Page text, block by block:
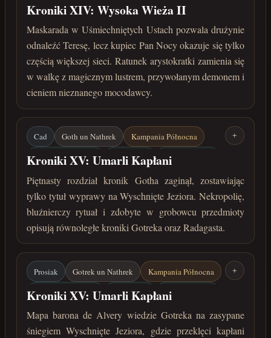
Uśmiechnięte Usta
Pan Nocy
Teresa de Alvera
Magiczne lustro
marzec 30 roku przed Zaćmieniem
Kroniki XIV: Wysoka Wieża II
Maskarada w Uśmiechniętych Ustach pozwala drużynie
odnaleźć Teresę, lecz kupiec Pan Nocy okazuje się tylko
częścią większej sieci. Ratunek arystokratki zamienia się
w walkę z magicznym lustrem, przywołanym demonem i
cieniem nieznanego mocodawcy.
Cad Goth un Nathrek
Kampania Północna
Wyschnięte Jeziora
Nekropolia
Umarli kapłani
Smocza maska
marzec 30 roku przed Zaćmieniem
+
Kroniki XV: Umarli Kapłani
Piętnasty rozdział kronik Gotha zaginął, zostawiając
tylko tytuł wyprawy na Wyschnięte Jeziora. Nekropolię,
bluźnierczy rytuał i zdobyte w grobowcu przedmioty
opisują równoległe kroniki Gotreka oraz Radagasta.
Prosiak Gotrek un Nathrek
Kampania Północna
Wyschnięte Jeziora
Nekropolia
Umarli kapłani
Smocza maska
marzec 30 roku przed Zaćmieniem
+
Kroniki XV: Umarli Kapłani
Mapa barona de Alvery wiedzie Gotreka na zasypane
śniegiem Wyschnięte Jeziora, gdzie przeklęci kapłani